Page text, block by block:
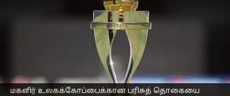
மகளிர் உலகக்கோப்பைக்கான பரிசுத் தொகையை
உலகக்கோப்பையை விட
அதிகம்; மகளிர்
உலகக்கோப்பைக்கான
பரிசுத் தொகையை
வரலாறு காணாத
அளவிற்கு உயர்த்தியது